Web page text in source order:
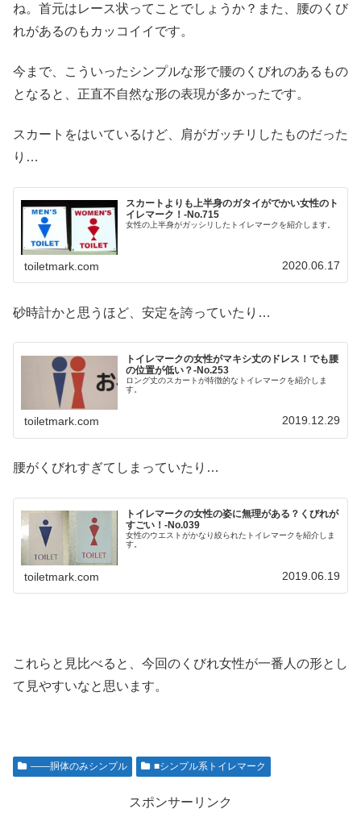
ね。首元はレース状ってことでしょうか？また、腰のくび
れがあるのもカッコイイです。
今まで、こういったシンプルな形で腰のくびれのあるもの
となると、正直不自然な形の表現が多かったです。
スカートをはいているけど、肩がガッチリしたものだった
り…
スカートよりも上半身のガタイがでかい女性のト
イレマーク！‐No.715
女性の上半身がガッシリしたトイレマークを紹介します。
toiletmark.com 2020.06.17
砂時計かと思うほど、安定を誇っていたり…
トイレマークの女性がマキシ丈のドレス！でも腰
の位置が低い？‐No.253
ロング丈のスカートが特徴的なトイレマークを紹介しま
す。
toiletmark.com 2019.12.29
腰がくびれすぎてしまっていたり…
トイレマークの女性の姿に無理がある？くびれが
すごい！-No.039
女性のウエストがかなり絞られたトイレマークを紹介しま
す。
toiletmark.com 2019.06.19
これらと見比べると、今回のくびれ女性が一番人の形とし
て見やすいなと思います。
――胴体のみシンプル ■シンプル系トイレマーク
スポンサーリンク